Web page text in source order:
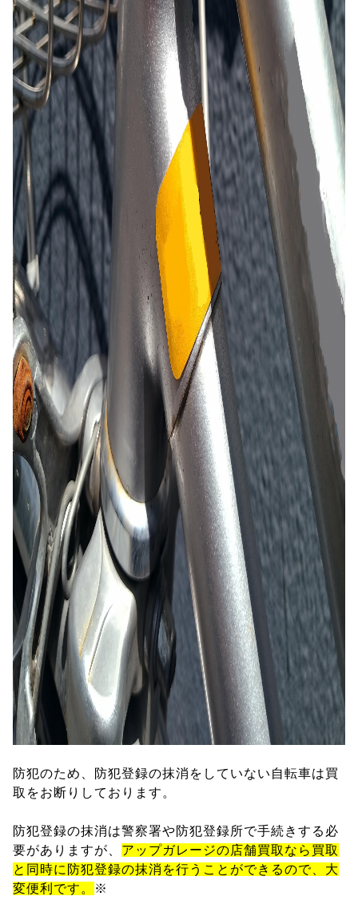
防犯のため、防犯登録の抹消をしていない自転車は買
取をお断りしております。
防犯登録の抹消は警察署や防犯登録所で手続きする必
要がありますが、 アップガレージの店舗買取なら買取
と同時に防犯登録の抹消を行うことができるので、大
変便利です。
※